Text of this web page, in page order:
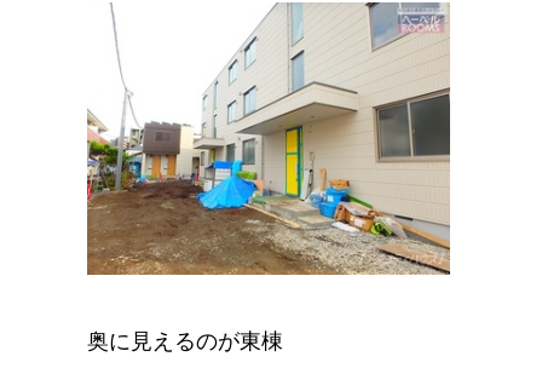
奥に見えるのが東棟